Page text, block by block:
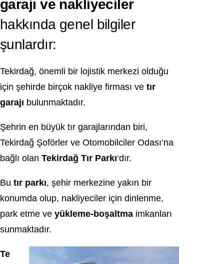
garajı ve nakliyeciler
hakkında genel bilgiler
şunlardır:
Tekirdağ, önemli bir lojistik merkezi olduğu
için şehirde birçok nakliye firması ve tır
garajı bulunmaktadır.
Şehrin en büyük tır garajlarından biri,
Tekirdağ Şoförler ve Otomobilciler Odası’na
bağlı olan Tekirdağ Tır Parkı‘dır.
Bu tır parkı, şehir merkezine yakın bir
konumda olup, nakliyeciler için dinlenme,
park etme ve yükleme-boşaltma imkanları
sunmaktadır.
Te